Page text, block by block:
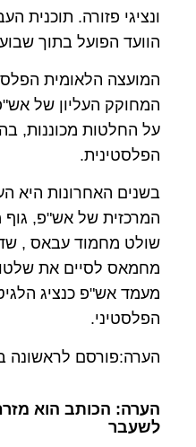
ונציגי פזורה. תוכנית
הוועד הפועל בתוך
המועצה הלאומית
המחוקק העליון של
על החלטות מכוננות,
הפלסטינית.
בשנים האחרונות היא
המרכזית של אש"פ, גוף
שולט מחמוד עבאס ,
מחמאס לסיים את
מעמד אש"פ כנציג
הפלסטיני.
הערה:פורסם לראשונה
הערה: הכותב הוא
לשעבר